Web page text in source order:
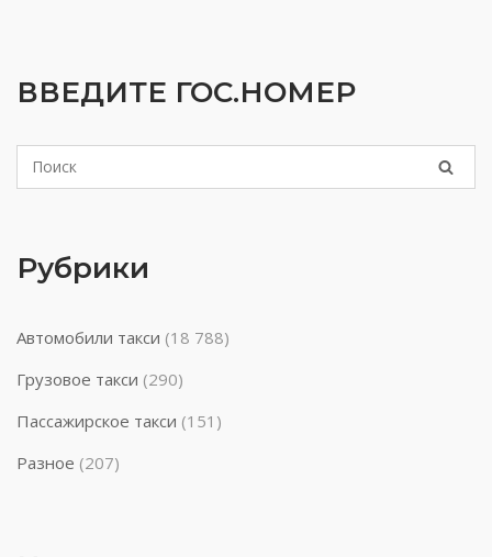
ВВЕДИТЕ ГОС.НОМЕР
Рубрики
Автомобили такси (18 788)
Грузовое такси (290)
Пассажирское такси (151)
Разное (207)